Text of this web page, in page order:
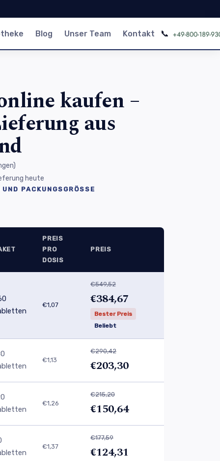
Blog Unser Team Kontakt 📞
kaufen –
aus
)
heute
PACKUNGSGRÖSSE
PREIS
PRO
DOSIS
PREIS
€1,07
€549,52
€384,67
Bester Preis
Beliebt
€1,13
€290,42
€203,30
€1,26
€215,20
€150,64
€1,37
€177,59
€124,31